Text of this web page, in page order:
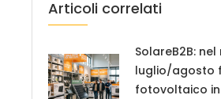
Articoli correlati
SolareB2B:
luglio/agosto
fotovoltaico in